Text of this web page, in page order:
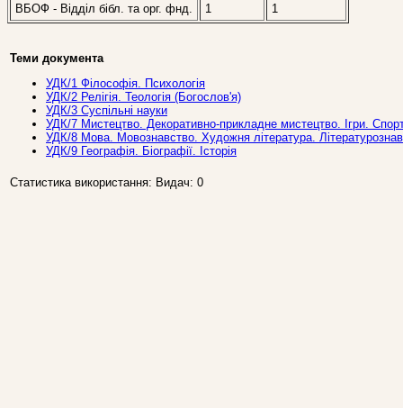
ВБОФ - Відділ бібл. та орг. фнд.
1 1
Теми документа
УДК/1 Фiлософiя. Психологія
УДК/2 Релiгiя. Теологiя (Богослов'я)
УДК/3 Суспiльнi науки
УДК/7 Мистецтво. Декоративно-прикладне мистецтво. Iгри.
УДК/8 Мова. Мовознавство. Художня лiтература.
УДК/9 Географiя. Бiографiї. Iсторiя
Статистика використання: Видач: 0